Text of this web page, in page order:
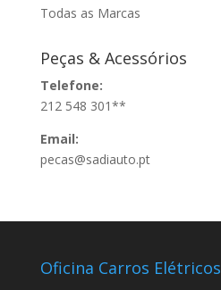
Todas as Marcas
Peças & Acessórios
Telefone:
212 548 301**
Email:
pecas@sadiauto.pt
Oficina Carros Elétricos